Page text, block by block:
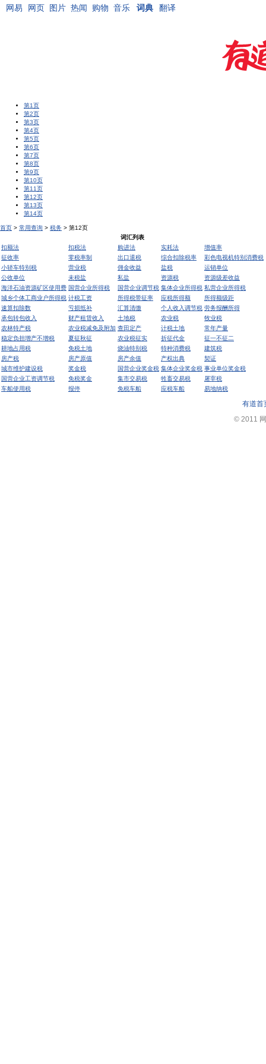
网易 网页 图片 热闻 购物 音乐 词典 翻译
第1页
第2页
第3页
第4页
第5页
第6页
第7页
第8页
第9页
第10页
第11页
第12页
第13页
第14页
首页 > 常用查询 > 税务 > 第12页
词汇列表
扣额法
扣税法 购进法 实耗法
增值率
征收率
零税率制 出口退税 综合扣除税率
彩色电视机特别消费税
小轿车特别税
营业税 佣金收益 盐税
运销单位
公收单位
未税盐 私盐 资源税
资源级差收益
海洋石油资源矿区使用费 国营企业所得税 国营企业调节税 集体企业所得税 私营企业所得税
城乡个体工商业户所得税 计税工资 所得税带征率 应税所得额
所得额级距
速算扣除数
亏损抵补 汇算清缴 个人收入调节税 劳务报酬所得
承包转包收入
财产租赁收入 土地税 农业税
牧业税
农林特产税
农业税减免及附加 查田定产 计税土地
常年产量
稳定负担增产不增税
夏征秋征 农业税征实 折征代金
征一不征二
耕地占用税
免税土地 烧油特别税 特种消费税
建筑税
房产税
房产原值 房产余值 产权出典
契证
城市维护建设税
奖金税 国营企业奖金税 集体企业奖金税 事业单位奖金税
国营企业工资调节税
免税奖金 集市交易税 牲畜交易税
屠宰税
车船使用税
报停 免税车船 应税车船 易地纳税
有道首
© 2011